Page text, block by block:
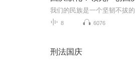
8 6076
刑法国庆